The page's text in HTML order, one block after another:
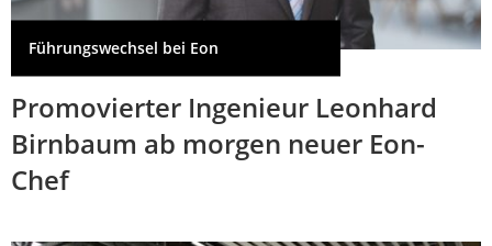
Führungswechsel bei Eon
Promovierter Ingenieur Leonhard
Birnbaum ab morgen neuer Eon-
Chef